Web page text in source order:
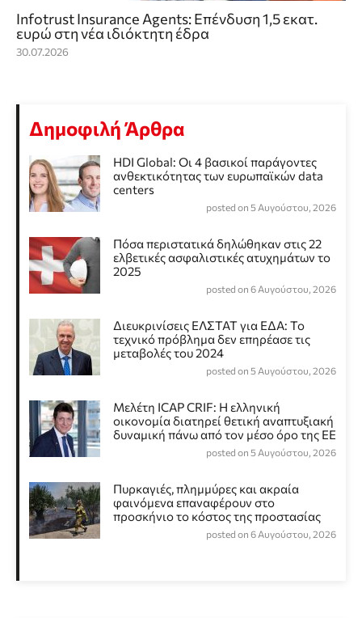
Infotrust Insurance Agents: Επένδυση 1,5 εκατ.
ευρώ στη νέα ιδιόκτητη έδρα
30.07.2026
Δημοφιλή Άρθρα
HDI Global: Οι 4 βασικοί παράγοντες
ανθεκτικότητας των ευρωπαϊκών data
centers
posted on 5 Αυγούστου, 2026
Πόσα περιστατικά δηλώθηκαν στις 22
ελβετικές ασφαλιστικές ατυχημάτων το
2025
posted on 6 Αυγούστου, 2026
Διευκρινίσεις ΕΛΣΤΑΤ για ΕΔΑ: Το
τεχνικό πρόβλημα δεν επηρέασε τις
μεταβολές του 2024
posted on 5 Αυγούστου, 2026
Μελέτη ICAP CRIF: Η ελληνική
οικονομία διατηρεί θετική αναπτυξιακή
δυναμική πάνω από τον μέσο όρο της ΕΕ
posted on 5 Αυγούστου, 2026
Πυρκαγιές, πλημμύρες και ακραία
φαινόμενα επαναφέρουν στο
προσκήνιο το κόστος της προστασίας
posted on 6 Αυγούστου, 2026